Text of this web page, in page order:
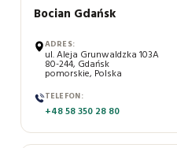
Bocian Gdańsk
ADRES:
ul. Aleja Grunwaldzka 103A
80-244, Gdańsk
pomorskie, Polska
TELEFON:
+48 58 350 28 80